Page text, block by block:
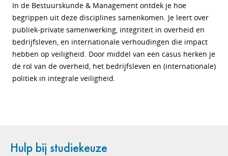
In de Bestuurskunde & Management ontdek je hoe
begrippen uit deze disciplines samenkomen. Je leert over
publiek-private samenwerking, integriteit in overheid en
bedrijfsleven, en internationale verhoudingen die impact
hebben op veiligheid. Door middel van een casus herken je
de rol van de overheid, het bedrijfsleven en (internationale)
politiek in integrale veiligheid.
Hulp bij studiekeuze